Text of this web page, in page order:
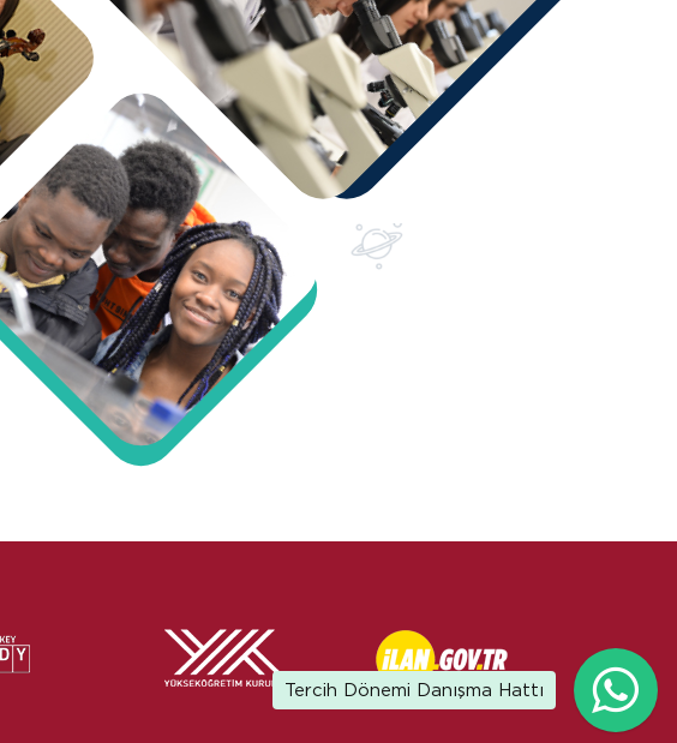
Tercih Dönemi Danışma Hattı